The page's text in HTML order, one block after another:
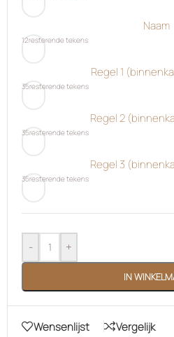
Naam
12resterende tekens
Regel 1
35resterende tekens
Regel 2
35resterende tekens
Regel 3
35resterende tekens
- +
IN
Wensenlijst Vergelijk